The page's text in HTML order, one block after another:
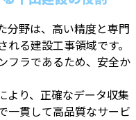
分野は、高い精度と専門
る建設工事領域です。
フラであるため、安全か
より、正確なデータ収集
一貫して高品質なサービ